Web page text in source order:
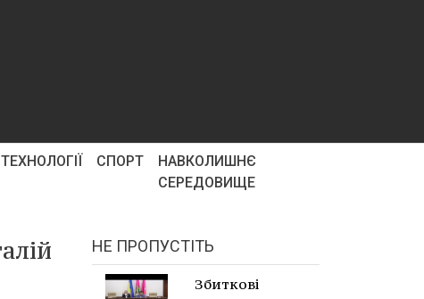
ТЕХНОЛОГІЇ СПОРТ
НАВКОЛИШНЄ
СЕРЕДОВИЩЕ
НЕ ПРОПУСТІТЬ
Збиткові